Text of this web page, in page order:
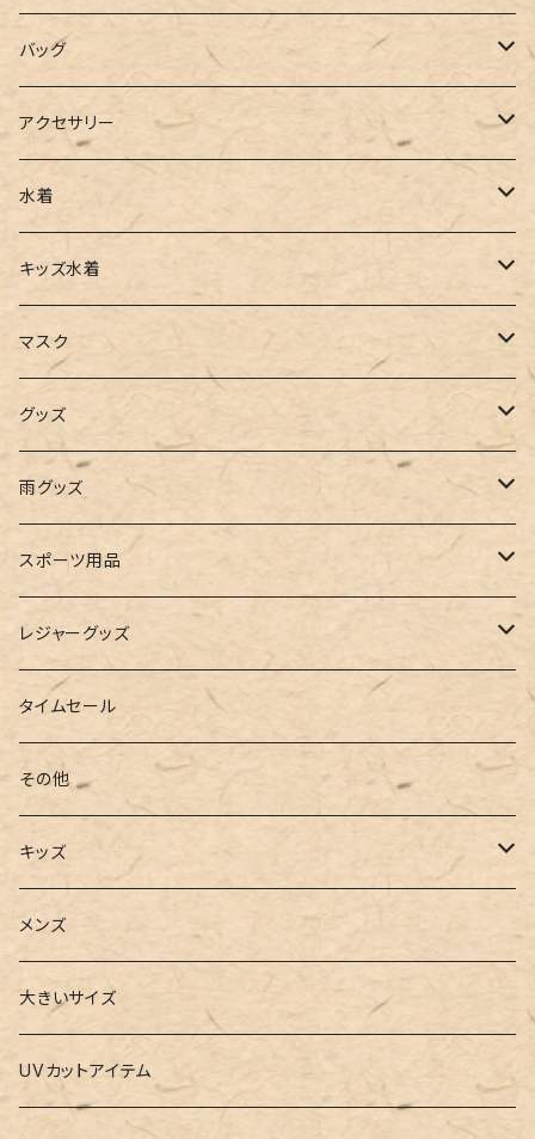
ポロシャツ
ベスト
チュニック
タンクトップ
キャミソール
インナー
ビスチェ
スラックス
ワイドパンツ
カーゴパンツ
サロペット
ガウチョ
レギンス
その他
キャミワンピース
サロペット
オールインワン
ブーツ
パンプス
サンダル
スニーカー
フラットシューズ
レインシューズ
レースアップ
ルームシューズ
インソール
ローファー
バッグ
トートバッグ
ショルダー
バックパック
カゴバッグ
エコバッグ
リュック
ハンドバッグ
ボストンバッグ
アクセサリー
その他
水着
ワンピース
ビキニ
ワンショルダー
オフショルダー
バンドゥ
タンキニ
キャミキニ
フィットネス
2点セット
3点セット
4点セット
5点セット
キッズ水着
女の子
男の子
ユニセックス
マスク
アクセサリー
マスクケース
グッズ
帽子
ストール・マフラー
手袋
ポーチ
パスケース
ウォレット
カードケース
キーケース
メガネチェーン
雨グッズ
レインコート
スポーツ用品
トレーニング・スポーツウェア
トレーニンググッズ
ヨガウェア
ヨガソックス
ヨガグッズ
ヨガマット
レジャーグッズ
ビーチグッズ
タイムセール
その他
キッズ
Girls
水着
バレー
Boys
水着
グッズ
メンズ
大きいサイズ
UVカットアイテム